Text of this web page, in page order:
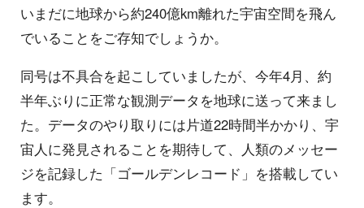
いまだに地球から約240億km離れた宇宙空間を飛ん
でいることをご存知でしょうか。
同号は不具合を起こしていましたが、今年4月、約
半年ぶりに正常な観測データを地球に送って来まし
た。データのやり取りには片道22時間半かかり、宇
宙人に発見されることを期待して、人類のメッセー
ジを記録した「ゴールデンレコード」を搭載してい
ます。